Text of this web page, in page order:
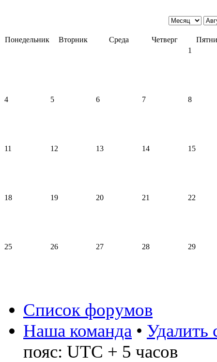
Понедельник Вторник Среда Четверг
1
4 5 6 7 8
11 12 13 14 15
18 19 20 21 22
25 26 27 28 29
Список форумов
Наша команда • Удалить
пояс: UTC + 5 часов